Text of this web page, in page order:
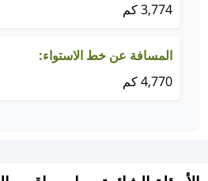
3,774 كم
المسافة عن خط الاستواء:
4,770 كم